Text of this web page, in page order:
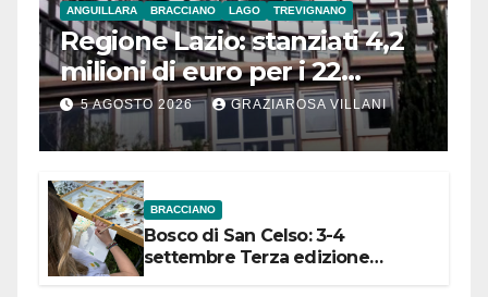
ANGUILLARA BRACCIANO LAGO TREVIGNANO
Regione Lazio: stanziati 4,2
milioni di euro per i 22
Comuni dell’Etruria
Meridionale
5 AGOSTO 2026 GRAZIAROSA VILLANI
BRACCIANO
Bosco di San Celso: 3-4
settembre Terza edizione